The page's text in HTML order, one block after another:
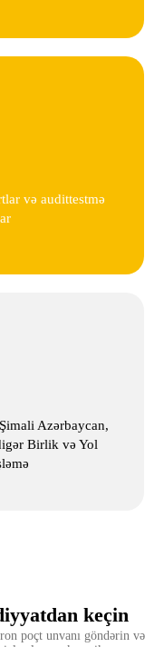
və audittestmə
Azərbaycan,
Birlik və Yol
keçin
poçt unvanı göndərin və